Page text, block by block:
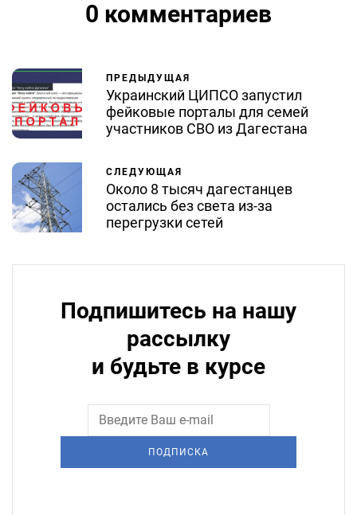
0 комментариев
ПРЕДЫДУЩАЯ
Украинский ЦИПСО запустил
фейковые порталы для семей
участников СВО из Дагестана
СЛЕДУЮЩАЯ
Около 8 тысяч дагестанцев
остались без света из-за
перегрузки сетей
Подпишитесь на нашу
рассылку
и будьте в курсе
ПОДПИСКА